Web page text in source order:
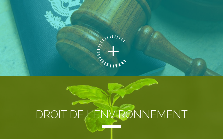
DROIT DE L'ENVIRONNEMENT